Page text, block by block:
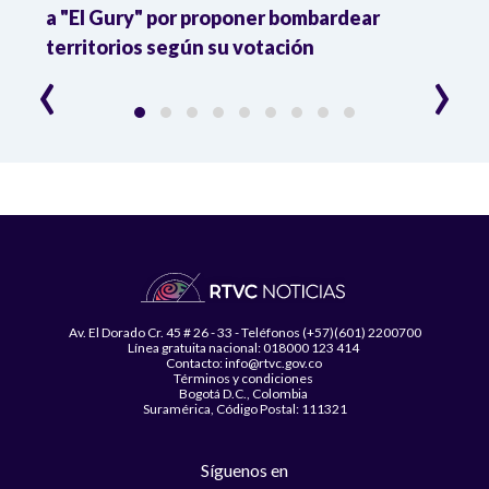
a "El Gury" por proponer bombardear
territorios según su votación
‹ ›
Av. El Dorado Cr. 45 # 26 - 33 - Teléfonos (+57)(601) 2200700
Línea gratuita nacional: 018000 123 414
Contacto: info@rtvc.gov.co
Términos y condiciones
Bogotá D.C., Colombia
Suramérica, Código Postal: 111321
Síguenos en